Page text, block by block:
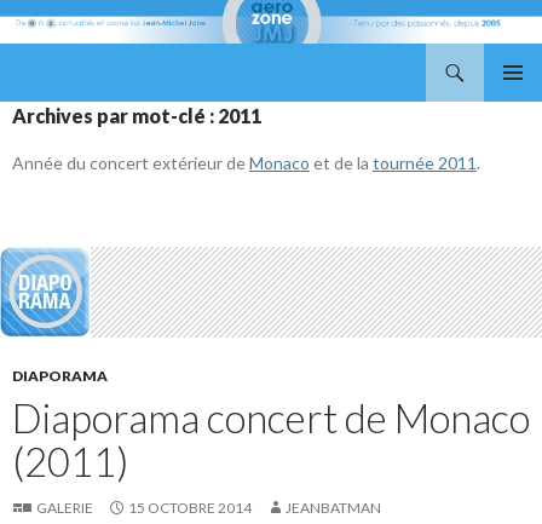
AU
Archives par mot-clé : 2011
Année du concert extérieur deMonaco et de la tournée 2011 .
DIAPORAMA
Diaporama concert de Monaco
(2011)
GALERIE 15 OCTOBRE 2014 JEANBATMAN